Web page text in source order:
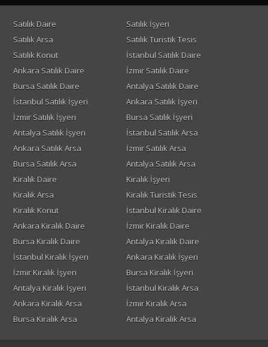
Satılık Daire
Satılık İşyeri
Satılık Arsa
Satılık Turistik Tesis
Satılık Konut
İstanbul Satılık Daire
Ankara Satılık Daire
İzmir Satılık Daire
Bursa Satılık Daire
Antalya Satılık Daire
İstanbul Satılık İşyeri
Ankara Satılık İşyeri
İzmir Satılık İşyeri
Bursa Satılık İşyeri
Antalya Satılık İşyeri
İstanbul Satılık Arsa
Ankara Satılık Arsa
İzmir Satılık Arsa
Bursa Satılık Arsa
Antalya Satılık Arsa
Kiralık Daire
Kiralık İşyeri
Kiralık Arsa
Kiralık Turistik Tesis
Kiralık Konut
İstanbul Kiralık Daire
Ankara Kiralık Daire
İzmir Kiralık Daire
Bursa Kiralık Daire
Antalya Kiralık Daire
İstanbul Kiralık İşyeri
Ankara Kiralık İşyeri
İzmir Kiralık İşyeri
Bursa Kiralık İşyeri
Antalya Kiralık İşyeri
İstanbul Kiralık Arsa
Ankara Kiralık Arsa
İzmir Kiralık Arsa
Bursa Kiralık Arsa
Antalya Kiralık Arsa